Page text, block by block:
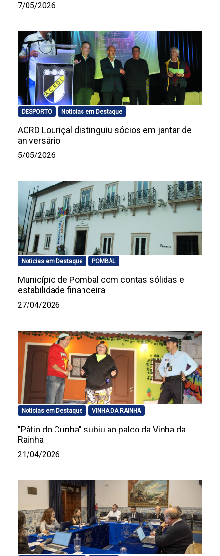
7/05/2026
DESPORTO Noticias em Destaque
ACRD Louriçal distinguiu sócios em jantar de
aniversário
5/05/2026
Noticias em Destaque POMBAL
Município de Pombal com contas sólidas e
estabilidade financeira
27/04/2026
Noticias em Destaque VINHA DA RAINHA
"Pátio do Cunha" subiu ao palco da Vinha da
Rainha
21/04/2026